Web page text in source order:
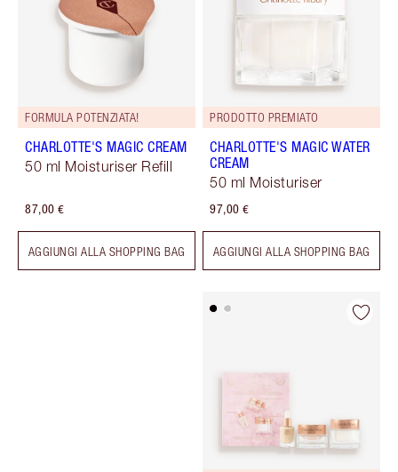
FORMULA POTENZIATA!
CHARLOTTE'S MAGIC CREAM
50 ml Moisturiser Refill
87,00 €
AGGIUNGI ALLA SHOPPING BAG
PRODOTTO PREMIATO
CHARLOTTE'S MAGIC WATER
CREAM
50 ml Moisturiser
97,00 €
AGGIUNGI ALLA SHOPPING BAG